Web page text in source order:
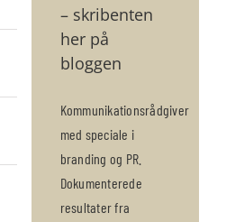
– skribenten
her på
bloggen
Kommunikationsrådgiver
med speciale i
branding og PR.
Dokumenterede
resultater fra